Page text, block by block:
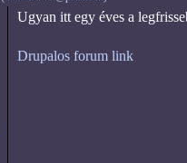
Ugyan itt egy éves a
Drupalos forum link